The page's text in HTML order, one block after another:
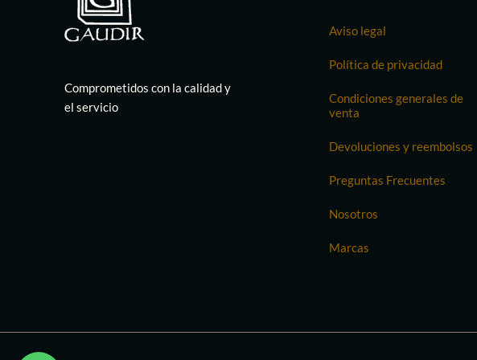
Comprometidos con la calidad y
el servicio
Aviso legal
Política de privacidad
Condiciones generales de
venta
Devoluciones y reembolsos
Preguntas Frecuentes
Nosotros
Marcas